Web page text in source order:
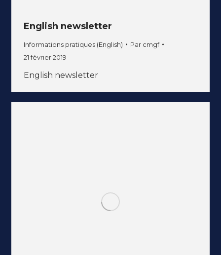
English newsletter
Informations pratiques (English) Par cmgf
21 février 2019
English newsletter